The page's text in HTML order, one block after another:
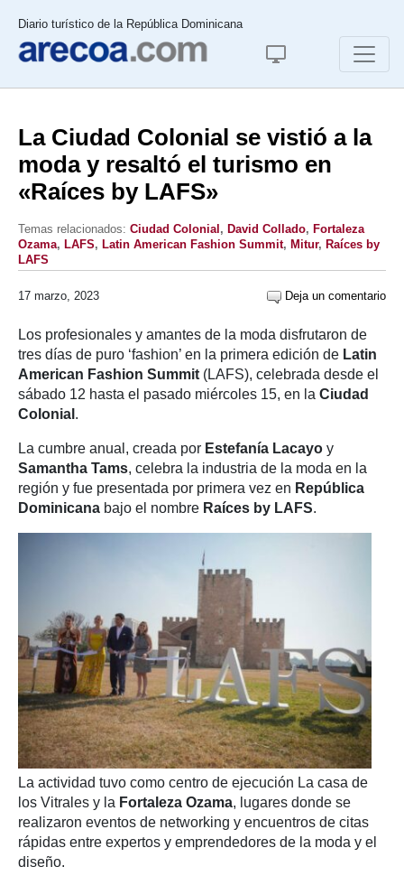
Diario turístico de la República Dominicana
La Ciudad Colonial se vistió a la
moda y resaltó el turismo en
«Raíces by LAFS»
Temas relacionados: Ciudad Colonial , David Collado, Fortaleza
Ozama, LAFS, Latin American Fashion Summit, Mitur, Raíces by
LAFS
17 marzo, 2023 Deja un comentario
Los profesionales y amantes de la moda disfrutaron de
tres días de puro ‘fashion’ en la primera edición de Latin
American Fashion Summit (LAFS), celebrada desde el
sábado 12 hasta el pasado miércoles 15, en la Ciudad
Colonial .
La cumbre anual, creada por Estefanía Lacayo y
Samantha Tams, celebra la industria de la moda en la
región y fue presentada por primera vez en República
Dominicana bajo el nombre Raíces by LAFS.
La actividad tuvo como centro de ejecución La casa de
los Vitrales y la Fortaleza Ozama, lugares donde se
realizaron eventos de networking y encuentros de citas
rápidas entre expertos y emprendedores de la moda y el
diseño.